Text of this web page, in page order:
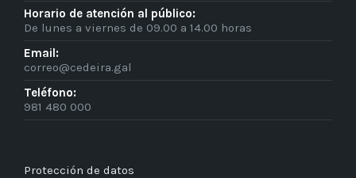
Horario de atención al público:
De lunes a viernes de 09.00 a 14.00 horas
Email:
correo@cedeira.gal
Teléfono:
981 480 000
Protección de datos